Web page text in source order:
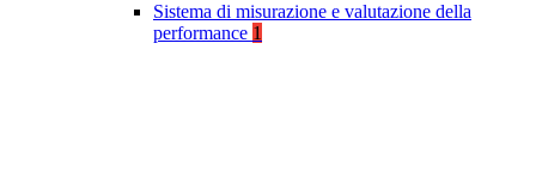
Sistema di misurazione e valutazione della
performance 1